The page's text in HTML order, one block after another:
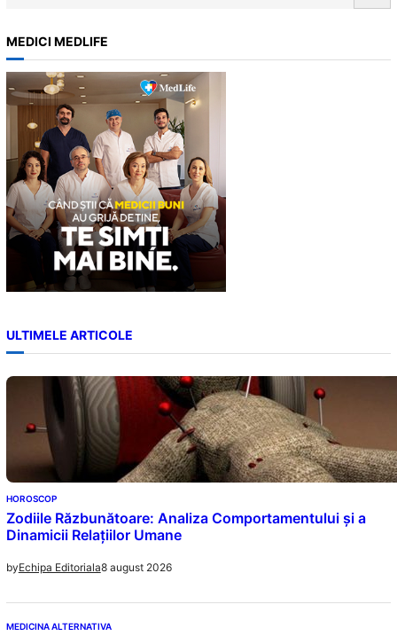
a
r
c
h
MEDICI MEDLIFE
ULTIMELE ARTICOLE
HOROSCOP
Zodiile Răzbunătoare: Analiza Comportamentului și a
Dinamicii Relațiilor Umane
byEchipa Editoriala8 august 2026
MEDICINA ALTERNATIVA